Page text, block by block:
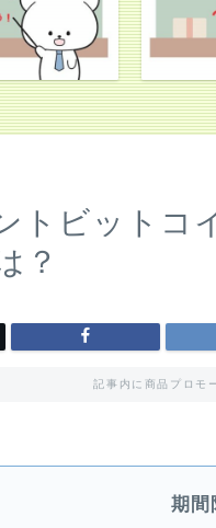
トビットコ
？
記事内に商品プロモ
期間